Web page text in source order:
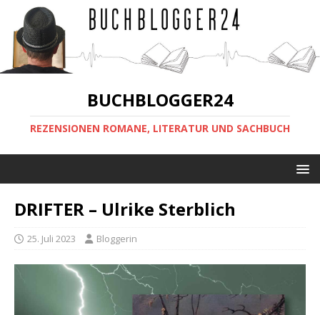
BUCHBLOGGER24
REZENSIONEN ROMANE, LITERATUR UND SACHBUCH
DRIFTER – Ulrike Sterblich
25. Juli 2023 Bloggerin